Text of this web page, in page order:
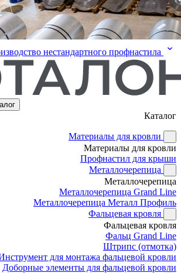
нестандартного профнастила
Каталог
Материалы для кровли
Материалы для кровли
Профнастил для крыши
Металлочерепица
Металлочерепица
Металлочерепица Grand Line
Металлочерепица Металл Профиль
Фальцевая кровля
Фальцевая кровля
Фальц Grand Line
Штрипс (отмотка)
для монтажа фальцевой кровли
Доборные элементы для фальцевой кровли